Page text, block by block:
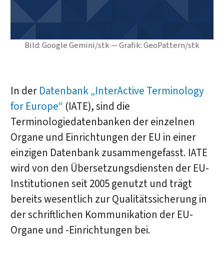
Bild: Google Gemini/stk — Grafik: GeoPattern/stk
In der Datenbank „InterActive Terminology
for Europe“ (IATE), sind die
Terminologiedatenbanken der einzelnen
Organe und Einrichtungen der EU in einer
einzigen Datenbank zusammengefasst. IATE
wird von den Übersetzungsdiensten der EU-
Institutionen seit 2005 genutzt und trägt
bereits wesentlich zur Qualitätssicherung in
der schriftlichen Kommunikation der EU-
Organe und -Einrichtungen bei.